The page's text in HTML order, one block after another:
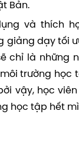
Bản.
và thích
giảng dạy tối
chỉ là những
trường học
vậy, học
học tập hết